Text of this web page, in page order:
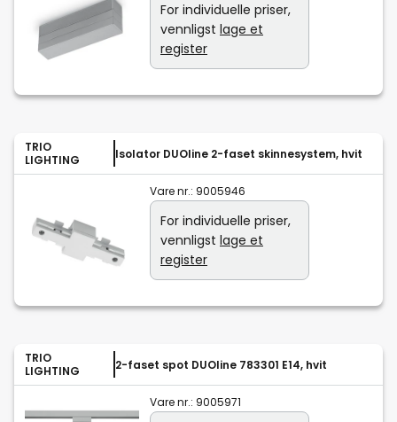
For individuelle priser,
vennligst lage et
register
TRIO
LIGHTING
Isolator DUOline 2-faset skinnesystem, hvit
Vare nr.: 9005946
For individuelle priser,
vennligst lage et
register
TRIO
LIGHTING
2-faset spot DUOline 783301 E14, hvit
Vare nr.: 9005971